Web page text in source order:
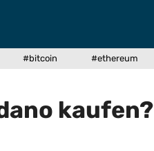
#bitcoin #ethereum
kaufen?